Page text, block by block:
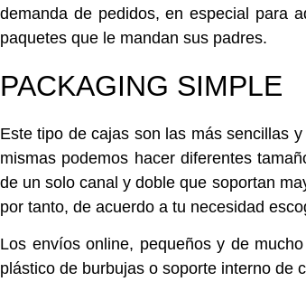
demanda de pedidos, en especial para
paquetes que le mandan sus padres.
PACKAGING SIMPLE
Este tipo de cajas son las más sencillas
mismas podemos hacer diferentes
de un solo canal y doble que soportan
por tanto, de acuerdo a tu necesidad
Los envíos online, pequeños y de
plástico de burbujas o soporte interno de